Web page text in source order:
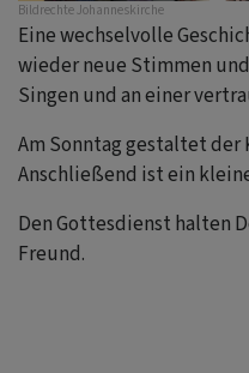
Bildrechte Johanneskirche
Eine wechselvolle
wieder neue Stimmen
Singen und an einer
Am Sonntag gestaltet der
Anschließend ist ein
Den Gottesdienst halten
Freund.